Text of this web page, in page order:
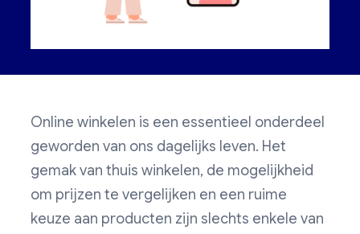
Online winkelen is een essentieel onderdeel
geworden van ons dagelijks leven. Het
gemak van thuis winkelen, de mogelijkheid
om prijzen te vergelijken en een ruime
keuze aan producten zijn slechts enkele van